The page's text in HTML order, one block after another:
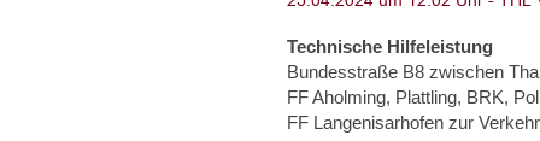
Technische Hilfeleistung
Bundesstraße B8 zwischen
FF Aholming, Plattling, BRK,
FF Langenisarhofen zur